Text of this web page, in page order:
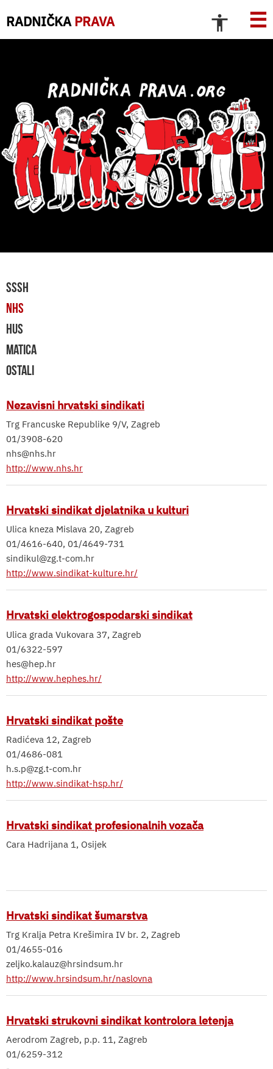
RADNIČKA PRAVA ☰
SSSH
NHS
HUS
MATICA
OSTALI
Nezavisni hrvatski sindikati
Trg Francuske Republike 9/V, Zagreb
01/3908-620
nhs@nhs.hr
http://www.nhs.hr
Hrvatski sindikat djelatnika u kulturi
Ulica kneza Mislava 20, Zagreb
01/4616-640, 01/4649-731
sindikul@zg.t-com.hr
http://www.sindikat-kulture.hr/
Hrvatski elektrogospodarski sindikat
Ulica grada Vukovara 37, Zagreb
01/6322-597
hes@hep.hr
http://www.hephes.hr/
Hrvatski sindikat pošte
Radićeva 12, Zagreb
01/4686-081
h.s.p@zg.t-com.hr
http://www.sindikat-hsp.hr/
Hrvatski sindikat profesionalnih vozača
Cara Hadrijana 1, Osijek
Hrvatski sindikat šumarstva
Trg Kralja Petra Krešimira IV br. 2, Zagreb
01/4655-016
zeljko.kalauz@hrsindsum.hr
http://www.hrsindsum.hr/naslovna
Hrvatski strukovni sindikat kontrolora letenja
Aerodrom Zagreb, p.p. 11, Zagreb
01/6259-312